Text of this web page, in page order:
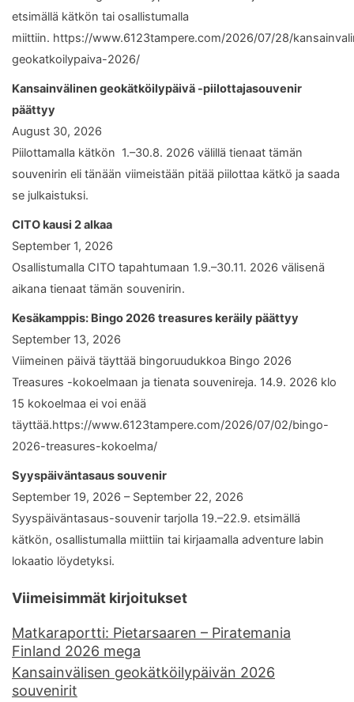
etsimällä kätkön tai osallistumalla
miittiin. https://www.6123tampere.com/2026/07/28/
geokatkoilypaiva-2026/
Kansainvälinen geokätköilypäivä -piilottajasouvenir
päättyy
August 30, 2026
Piilottamalla kätkön 1.–30.8. 2026 välillä tienaat tämän
souvenirin eli tänään viimeistään pitää piilottaa kätkö ja saada
se julkaistuksi.
CITO kausi 2 alkaa
September 1, 2026
Osallistumalla CITO tapahtumaan 1.9.–30.11. 2026 välisenä
aikana tienaat tämän souvenirin.
Kesäkamppis: Bingo 2026 treasures keräily päättyy
September 13, 2026
Viimeinen päivä täyttää bingoruudukkoa Bingo 2026
Treasures -kokoelmaan ja tienata souvenireja. 14.9. 2026 klo
15 kokoelmaa ei voi enää
täyttää.https://www.6123tampere.com/2026/07/02/bingo-
2026-treasures-kokoelma/
Syyspäiväntasaus souvenir
September 19, 2026 – September 22, 2026
Syyspäiväntasaus-souvenir tarjolla 19.–22.9. etsimällä
kätkön, osallistumalla miittiin tai kirjaamalla adventure labin
lokaatio löydetyksi.
Viimeisimmät kirjoitukset
Matkaraportti: Pietarsaaren – Piratemania
Finland 2026 mega
Kansainvälisen geokätköilypäivän 2026
souvenirit